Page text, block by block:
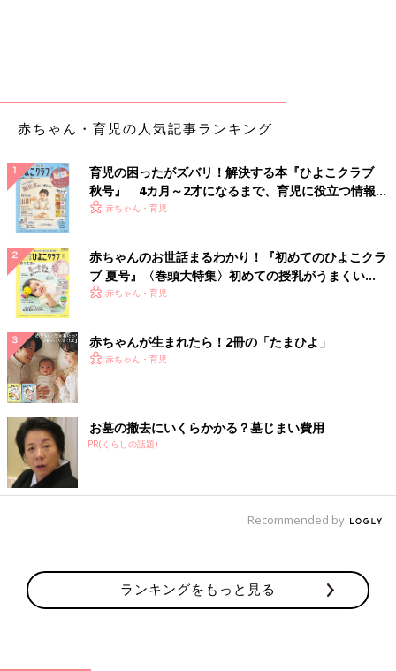
赤ちゃん・育児の人気記事ランキング
育児の困ったがズバリ！解決する本『ひよこクラブ
秋号』 4カ月～2才になるまで、育児に役立つ情報が
いっぱい！
赤ちゃん・育児
赤ちゃんのお世話まるわかり！『初めてのひよこクラ
ブ 夏号』〈巻頭大特集〉初めての授乳がうまくい
く！ おっぱい・ミルクの基本と夏のトラブル 解決テ
赤ちゃん・育児
赤ちゃんが生まれたら！2冊の「たまひよ」
赤ちゃん・育児
お墓の撤去にいくらかかる？墓じまい費用
PR(くらしの話題)
Recommended by
ランキングをもっと見る